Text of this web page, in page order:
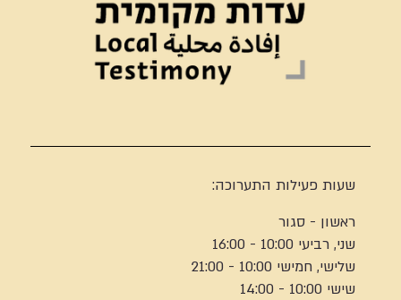
שעות פעילות התערוכה:
ראשון - סגור
שני, רביעי 10:00 - 16:00
שלישי, חמישי 10:00 - 21:00
שישי 10:00 - 14:00